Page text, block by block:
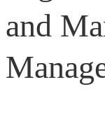
and